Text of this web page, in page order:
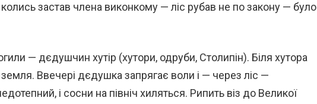
застав члена виконкому — ліс рубав не по закону — було
— дєдушчин хутір (хутори, одруби, Столипін). Біля хутора
Ввечері дєдушка запрягає воли і — через ліс —
і сосни на північ хиляться. Рипить віз до Великої